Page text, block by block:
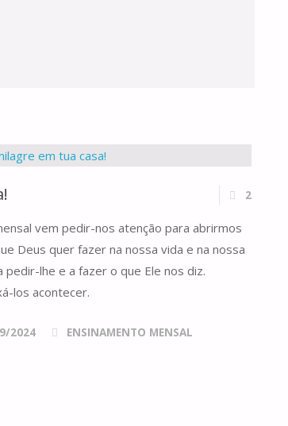
2
vem pedir-nos atenção para abrirmos
Deus quer fazer na nossa vida e na nossa
lhe e a fazer o que Ele nos diz.
los acontecer.
2024 ENSINAMENTO MENSAL